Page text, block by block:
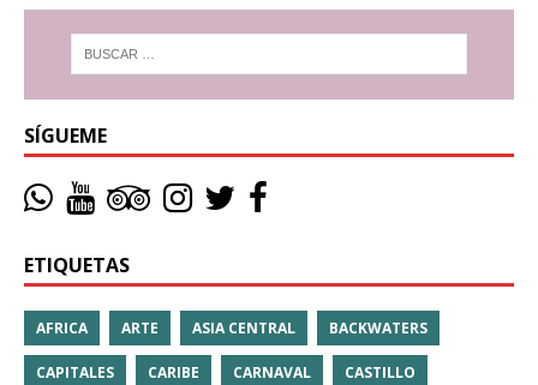
SÍGUEME
ETIQUETAS
AFRICA ARTE ASIA CENTRAL BACKWATERS
CAPITALES CARIBE CARNAVAL CASTILLO